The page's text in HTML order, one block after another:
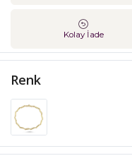
Kolay İade
Renk